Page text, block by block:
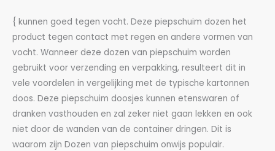
{ kunnen goed tegen vocht. Deze piepschuim dozen het
product tegen contact met regen en andere vormen van
vocht. Wanneer deze dozen van piepschuim worden
gebruikt voor verzending en verpakking, resulteert dit in
vele voordelen in vergelijking met de typische kartonnen
doos. Deze piepschuim doosjes kunnen etenswaren of
dranken vasthouden en zal zeker niet gaan lekken en ook
niet door de wanden van de container dringen. Dit is
waarom zijn Dozen van piepschuim onwijs populair.